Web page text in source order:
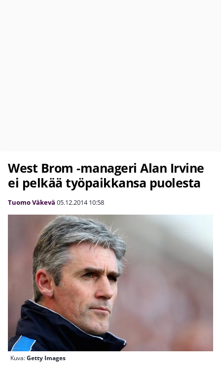
West Brom -manageri Alan Irvine
ei pelkää työpaikkansa puolesta
Tuomo Väkevä 05.12.2014 10:58
Kuva:Getty Images